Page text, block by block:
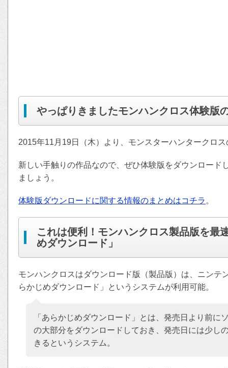
やっぱりきましたモンハンクロス体験版
2015年11月19日（木）より、モンスターハンタークロ
新しい手触りの作品なので、ぜひ体験版をダウンロード
ましょう。
体験版ダウンロードに関する情報のまとめはコチラ 。
これは便利！モンハンクロス製品版を最
めダウンロード」
モンハンクロスはダウンロード版（製品版）は、ニンテ
らかじめダウンロード」というシステムが利用可能。
「あらかじめダウンロード」とは、発売日より前に
の大部分をダウンロードしておき、発売日には少し
きるというシステム。